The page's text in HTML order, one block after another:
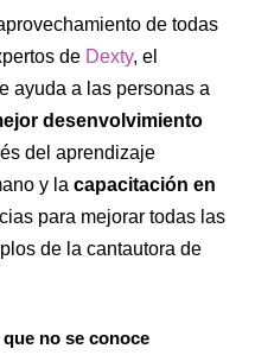
de todas
de Dexty, el
ayuda a las personas a
desenvolvimiento
del aprendizaje
y la capacitación en
para mejorar todas las
de la cantautora de
no se conoce